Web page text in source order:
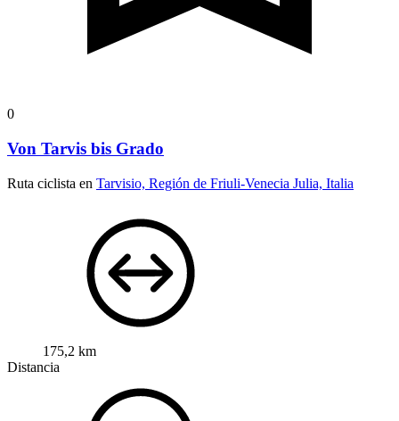
0
Von Tarvis bis Grado
Ruta ciclista en Tarvisio, Región de Friuli-Venecia Julia, Italia
175,2 km
Distancia